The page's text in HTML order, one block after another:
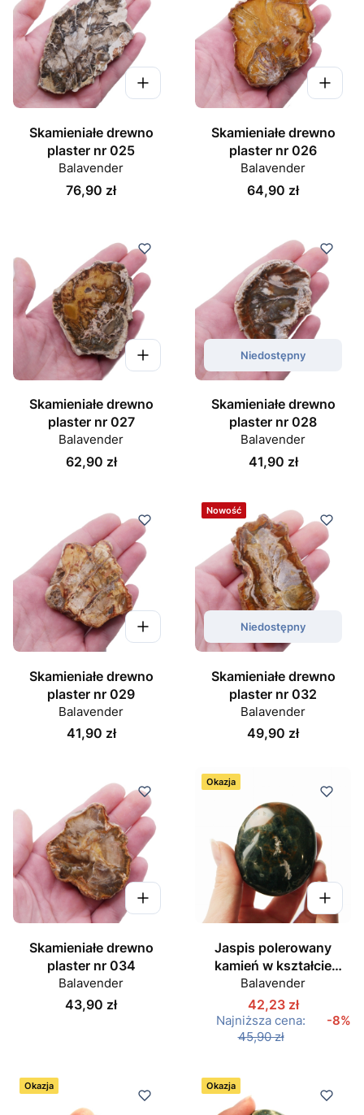
Skamieniałe drewno
plaster nr 025
Balavender
Cena
76,90 zł
Skamieniałe drewno
plaster nr 026
Balavender
Cena
64,90 zł
Skamieniałe drewno
plaster nr 027
Balavender
Cena
62,90 zł
Niedostępny
Skamieniałe drewno
plaster nr 028
Balavender
Cena
41,90 zł
Skamieniałe drewno
plaster nr 029
Balavender
Cena
41,90 zł
Nowość
Niedostępny
Skamieniałe drewno
plaster nr 032
Balavender
Cena
49,90 zł
Skamieniałe drewno
plaster nr 034
Balavender
Cena
43,90 zł
Okazja
Jaspis polerowany
kamień w kształcie
owalu nr 02
Balavender
42,23 zł
Najniższa cena:
45,90 zł
-8%
Okazja Okazja